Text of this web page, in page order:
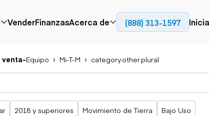
Aérea
Grúas
Carretillas
Pavimentación
Adoquines
Recuperadores de
VenderFinanzasAcerca de
(888) 313-1597
venta-Equipo Mi-T-M category.other.plural
2018 y superiores Movimiento de Tierra Bajo Uso